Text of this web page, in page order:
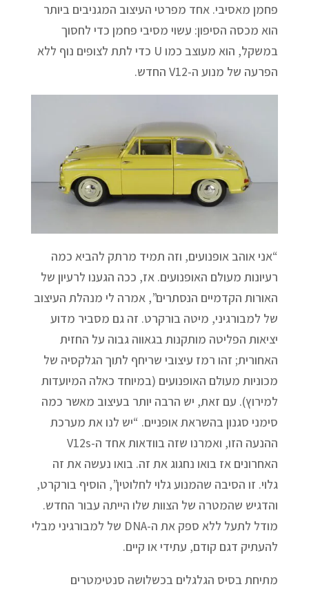
פחמן מאסיבי. אחד מפרטי העיצוב המגניבים ביותר
הוא מכסה הסיפון: עשוי מסיבי פחמן כדי לחסוך
במשקל, הוא מעוצב כמו U כדי לתת לצופים נוף ללא
הפרעה של מנוע ה-V12 החדש.
“אני אוהב אופנועים, וזה תמיד מרתק להביא כמה
רעיונות מעולם האופנועים. אז, ככה הגענו לרעיון של
האורות הקדמיים הנסתרים”, אמרה לי מנהלת העיצוב
של למבורגיני, מיטה בורקרט. זה גם מסביר מדוע
יציאות הפליטה מותקנות בגאווה גבוה על החזית
האחורית; זהו רמז עיצובי שריחף לתוך הגלקסיה של
מכוניות מעולם האופנועים (במיוחד כאלה המיועדות
למירוץ). עם זאת, יש הרבה יותר בעיצוב מאשר כמה
סימני סגנון בהשראת אופניים. “יש לנו את מערכת
ההנעה הזו, ואמרנו שזה בוודאות אחד ה-V12s
האחרונים אז בואו נחגוג את זה. בואו נעשה את זה
גלוי. זו הסיבה שהמנוע גלוי לחלוטין”, הוסיף בורקרט,
והדגיש שהמטרה של הצוות שלו הייתה עבור החדש.
מודל לתעל ללא ספק את ה-DNA של למבורגיני מבלי
להעתיק דגם קודם, עתידי או קיים.
מתיחת בסיס הגלגלים בכשלושה סנטימטרים